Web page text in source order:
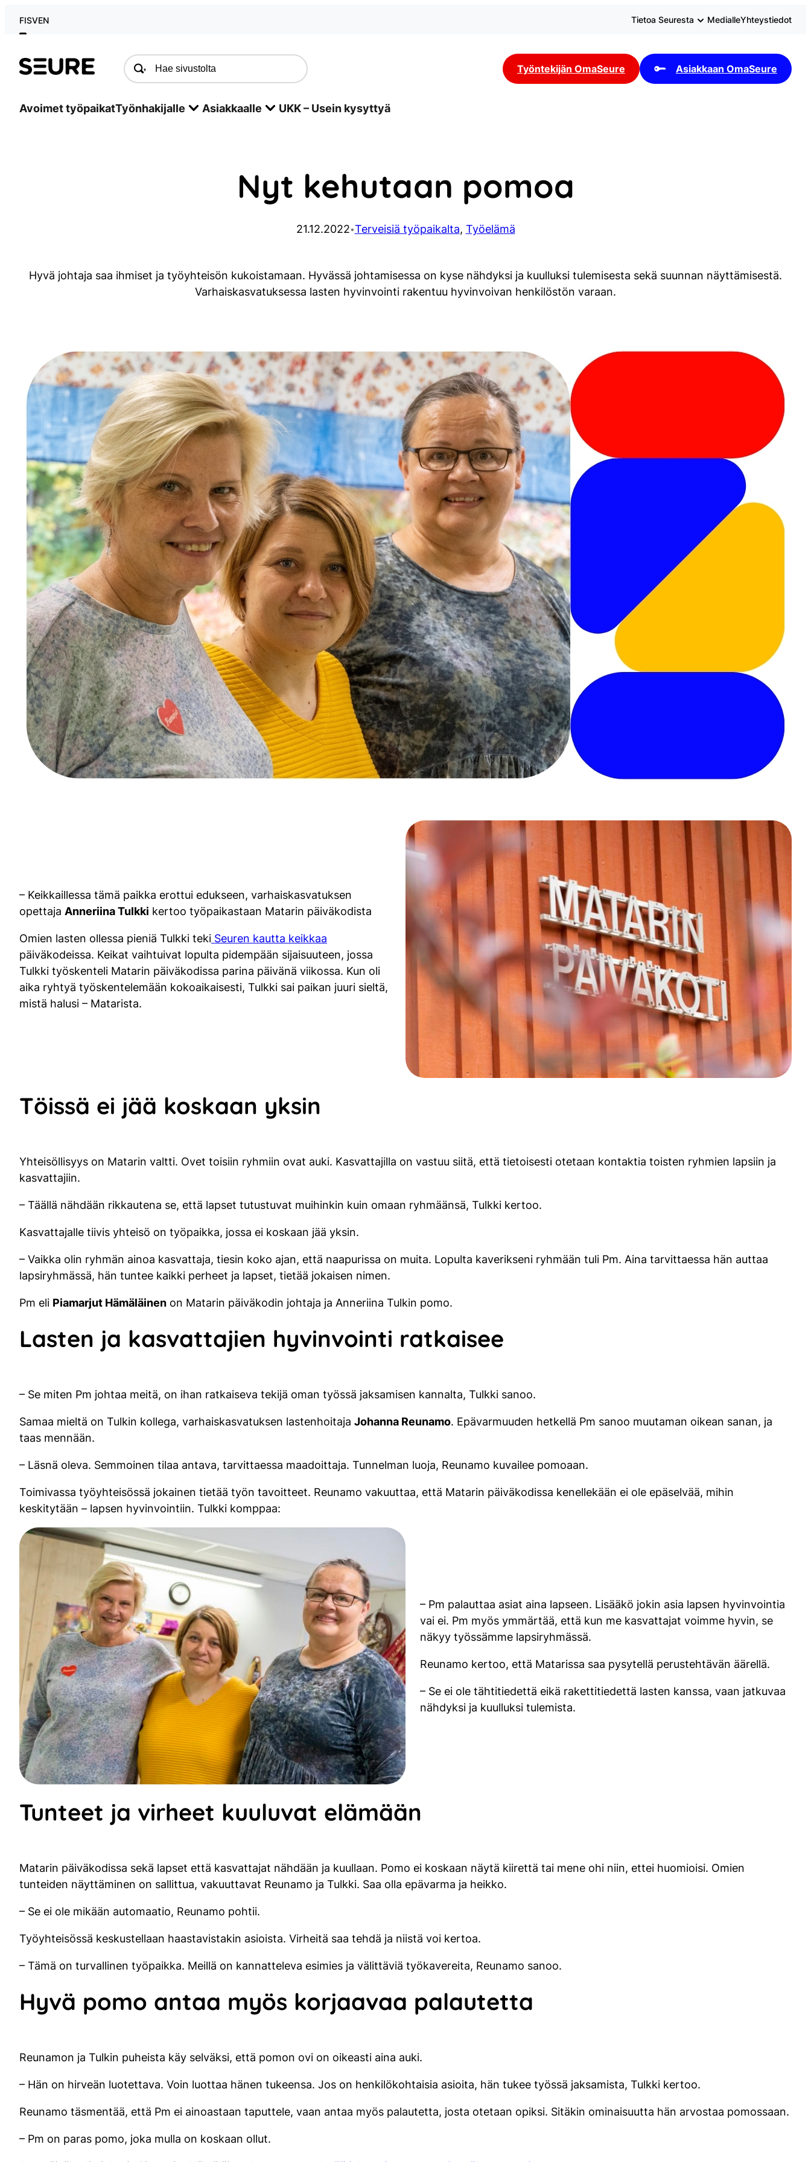
FISVEN Tietoa Seuresta MedialleYhteystiedot
Seure Työntekijän OmaSeure Asiakkaan OmaSeure
Avoimet työpaikatTyönhakijalle Asiakkaalle UKK – Usein kysyttyä
Nyt kehutaan pomoa
21.12.2022•Terveisiä työpaikalta, Työelämä
Hyvä johtaja saa ihmiset ja työyhteisön kukoistamaan. Hyvässä johtamisessa on kyse nähdyksi ja kuulluksi tulemisesta sekä suunnan näyttämisestä.
Varhaiskasvatuksessa lasten hyvinvointi rakentuu hyvinvoivan henkilöstön varaan.
– Keikkaillessa tämä paikka erottui edukseen, varhaiskasvatuksen
opettaja Anneriina Tulkki kertoo työpaikastaan Matarin päiväkodista
Omien lasten ollessa pieniä Tulkki teki Seuren kautta keikkaa
päiväkodeissa. Keikat vaihtuivat lopulta pidempään sijaisuuteen, jossa
Tulkki työskenteli Matarin päiväkodissa parina päivänä viikossa. Kun oli
aika ryhtyä työskentelemään kokoaikaisesti, Tulkki sai paikan juuri sieltä,
mistä halusi – Matarista.
Töissä ei jää koskaan yksin
Yhteisöllisyys on Matarin valtti. Ovet toisiin ryhmiin ovat auki. Kasvattajilla on vastuu siitä, että tietoisesti otetaan kontaktia toisten ryhmien lapsiin ja
kasvattajiin.
– Täällä nähdään rikkautena se, että lapset tutustuvat muihinkin kuin omaan ryhmäänsä, Tulkki kertoo.
Kasvattajalle tiivis yhteisö on työpaikka, jossa ei koskaan jää yksin.
– Vaikka olin ryhmän ainoa kasvattaja, tiesin koko ajan, että naapurissa on muita. Lopulta kaverikseni ryhmään tuli Pm. Aina tarvittaessa hän auttaa
lapsiryhmässä, hän tuntee kaikki perheet ja lapset, tietää jokaisen nimen.
Pm eli Piamarjut Hämäläinen on Matarin päiväkodin johtaja ja Anneriina Tulkin pomo.
Lasten ja kasvattajien hyvinvointi ratkaisee
– Se miten Pm johtaa meitä, on ihan ratkaiseva tekijä oman työssä jaksamisen kannalta, Tulkki sanoo.
Samaa mieltä on Tulkin kollega, varhaiskasvatuksen lastenhoitaja Johanna Reunamo. Epävarmuuden hetkellä Pm sanoo muutaman oikean sanan, ja
taas mennään.
– Läsnä oleva. Semmoinen tilaa antava, tarvittaessa maadoittaja. Tunnelman luoja, Reunamo kuvailee pomoaan.
Toimivassa työyhteisössä jokainen tietää työn tavoitteet. Reunamo vakuuttaa, että Matarin päiväkodissa kenellekään ei ole epäselvää, mihin
keskitytään – lapsen hyvinvointiin. Tulkki komppaa:
– Pm palauttaa asiat aina lapseen. Lisääkö jokin asia lapsen hyvinvointia
vai ei. Pm myös ymmärtää, että kun me kasvattajat voimme hyvin, se
näkyy työssämme lapsiryhmässä.
Reunamo kertoo, että Matarissa saa pysytellä perustehtävän äärellä.
– Se ei ole tähtitiedettä eikä rakettitiedettä lasten kanssa, vaan jatkuvaa
nähdyksi ja kuulluksi tulemista.
Tunteet ja virheet kuuluvat elämään
Matarin päiväkodissa sekä lapset että kasvattajat nähdään ja kuullaan. Pomo ei koskaan näytä kiirettä tai mene ohi niin, ettei huomioisi. Omien
tunteiden näyttäminen on sallittua, vakuuttavat Reunamo ja Tulkki. Saa olla epävarma ja heikko.
– Se ei ole mikään automaatio, Reunamo pohtii.
Työyhteisössä keskustellaan haastavistakin asioista. Virheitä saa tehdä ja niistä voi kertoa.
– Tämä on turvallinen työpaikka. Meillä on kannatteleva esimies ja välittäviä työkavereita, Reunamo sanoo.
Hyvä pomo antaa myös korjaavaa palautetta
Reunamon ja Tulkin puheista käy selväksi, että pomon ovi on oikeasti aina auki.
– Hän on hirveän luotettava. Voin luottaa hänen tukeensa. Jos on henkilökohtaisia asioita, hän tukee työssä jaksamista, Tulkki kertoo.
Reunamo täsmentää, että Pm ei ainoastaan taputtele, vaan antaa myös palautetta, josta otetaan opiksi. Sitäkin ominaisuutta hän arvostaa pomossaan.
– Pm on paras pomo, joka mulla on koskaan ollut.